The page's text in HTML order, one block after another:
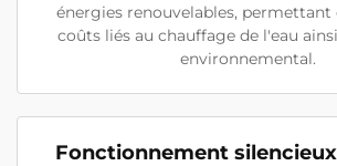
énergies renouvelables, permettant
coûts liés au chauffage de l'eau
environnemental.
Fonctionnement